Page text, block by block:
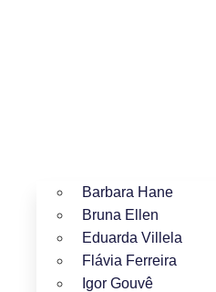
Barbara Hane
Bruna Ellen
Eduarda Villela
Flávia Ferreira
Igor Gouvê